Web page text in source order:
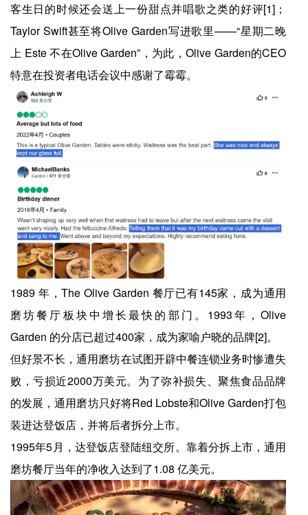
客生日的时候还会送上一份甜点并唱歌之类的好评[1]；
Taylor Swift甚至将Olive Garden写进歌里——“星期二晚
上 Este 不在Olive Garden”，为此，Olive Garden的CEO
特意在投资者电话会议中感谢了霉霉。
1989 年，The Olive Garden 餐厅已有145家，成为通用
磨坊餐厅板块中增长最快的部门。1993年，Olive
Garden 的分店已超过400家，成为家喻户晓的品牌[2]。
但好景不长，通用磨坊在试图开辟中餐连锁业务时惨遭失
败，亏损近2000万美元。为了弥补损失、聚焦食品品牌
的发展，通用磨坊只好将Red Lobste和Olive Garden打包
装进达登饭店，并将后者拆分上市。
1995年5月，达登饭店登陆纽交所。靠着分拆上市，通用
磨坊餐厅当年的净收入达到了1.08 亿美元。